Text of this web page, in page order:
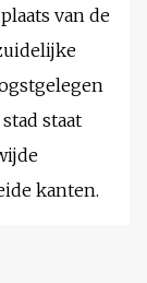
van de
staat
kanten.